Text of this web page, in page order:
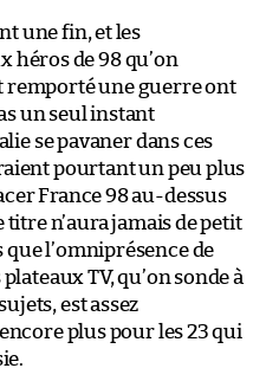
une fin, et les
héros de 98 qu’on
remporté une guerre ont
un seul instant
se pavaner dans ces
pourtant un peu plus
France 98 au-dessus
titre n’aura jamais de petit
l’omniprésence de
TV, qu’on sonde à
est assez
plus pour les 23 qui